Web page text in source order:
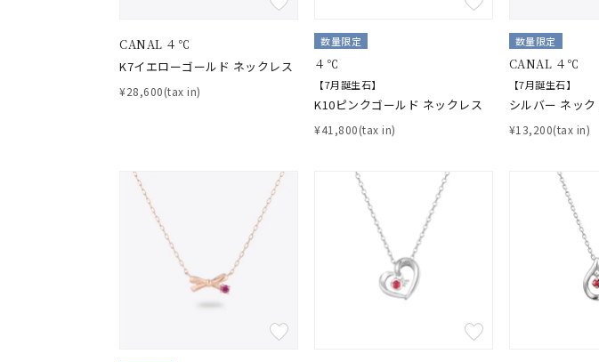
7月の誕生石
8月の誕生石 9月の
しずく ハート 一粒 三石
クロス
星座
ホワイト
レッド
マルチカラー
ファッションテイスト フェミニン カジュ
着用シーン オフィス 誕
リセット
CANAL ４℃
K7イエローゴールド ネックレス
¥28,600(tax in)
数量限定
４℃
【7月誕生石】
K10ピンクゴールド ネックレス
¥41,800(tax in)
数量限定
CANAL ４℃
【7月誕生石】
シルバー ネック
¥13,200(tax in)